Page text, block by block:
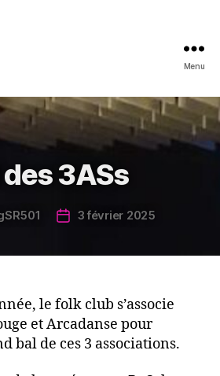
Menu
Catégories
des 3ASs
Date3 février 2025
le folk club s’associe
et Arcadanse pour
bal de ces 3 associations.